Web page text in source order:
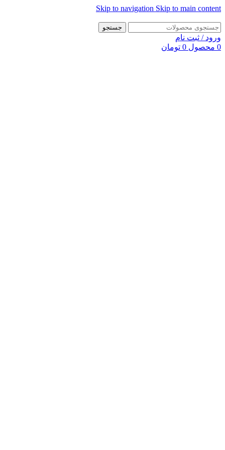
Skip to navigation Skip to main content
جستجو
ورود / ثبت نام
0 محصول 0 تومان